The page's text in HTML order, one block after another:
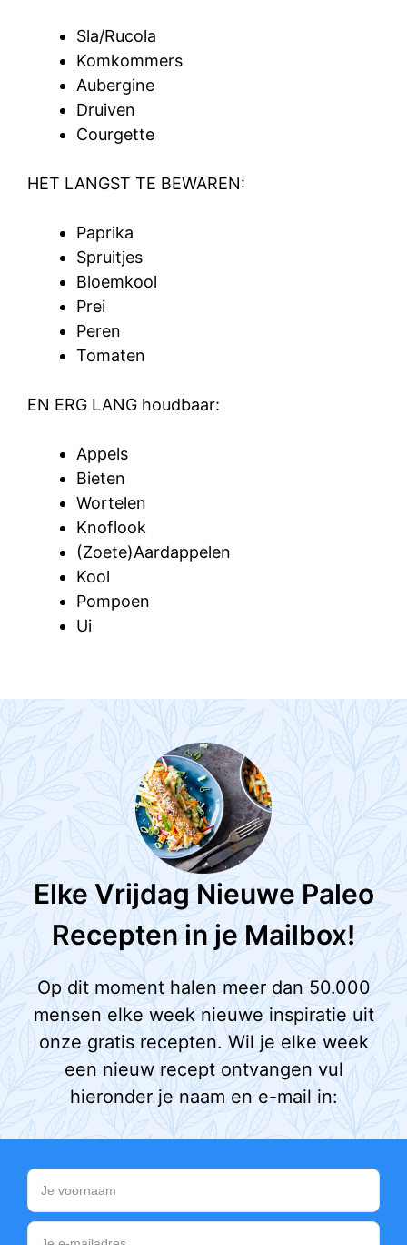
Sla/Rucola
Komkommers
Aubergine
Druiven
Courgette
HET LANGST TE BEWAREN:
Paprika
Spruitjes
Bloemkool
Prei
Peren
Tomaten
EN ERG LANG houdbaar:
Appels
Bieten
Wortelen
Knoflook
(Zoete)Aardappelen
Kool
Pompoen
Ui
Elke Vrijdag Nieuwe Paleo
Recepten in je Mailbox!
Op dit moment halen meer dan 50.000
mensen elke week nieuwe inspiratie uit
onze gratis recepten. Wil je elke week
een nieuw recept ontvangen vul
hieronder je naam en e-mail in: